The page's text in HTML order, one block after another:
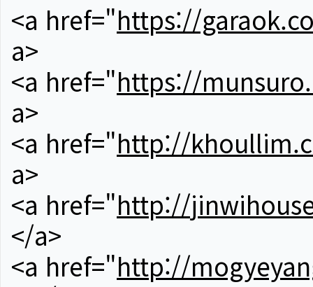
<a href="https://
a>
<a href="https://
a>
<a href="http://
a>
<a href="http://
</a>
<a href="http://